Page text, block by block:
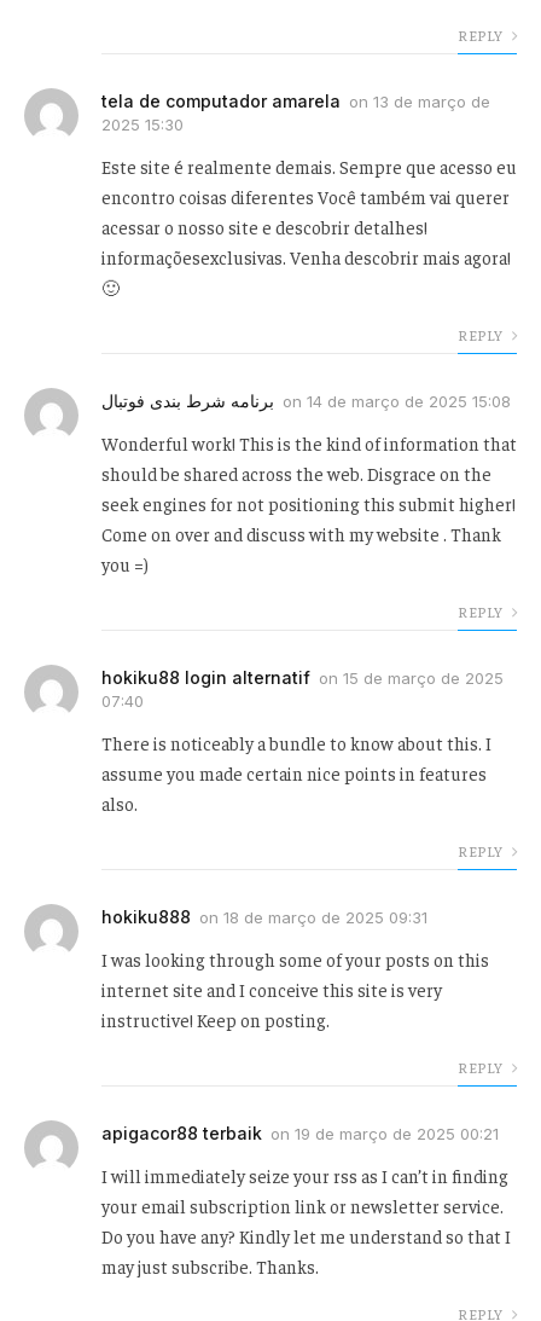
REPLY
tela de computador amarela on 13 de março de
2025 15:30
Este site é realmente demais. Sempre que acesso eu
encontro coisas diferentes Você também vai querer
acessar o nosso site e descobrir detalhes!
informaçõesexclusivas. Venha descobrir mais agora!
🙂
REPLY
برنامه شرط بندی فوتبال on 14 de março de 2025 15:08
Wonderful work! This is the kind of information that
should be shared across the web. Disgrace on the
seek engines for not positioning this submit higher!
Come on over and discuss with my website . Thank
you =)
REPLY
hokiku88 login alternatif on 15 de março de 2025
07:40
There is noticeably a bundle to know about this. I
assume you made certain nice points in features
also.
REPLY
hokiku888 on 18 de março de 2025 09:31
I was looking through some of your posts on this
internet site and I conceive this site is very
instructive! Keep on posting.
REPLY
apigacor88 terbaik on 19 de março de 2025 00:21
I will immediately seize your rss as I can’t in finding
your email subscription link or newsletter service.
Do you have any? Kindly let me understand so that I
may just subscribe. Thanks.
REPLY